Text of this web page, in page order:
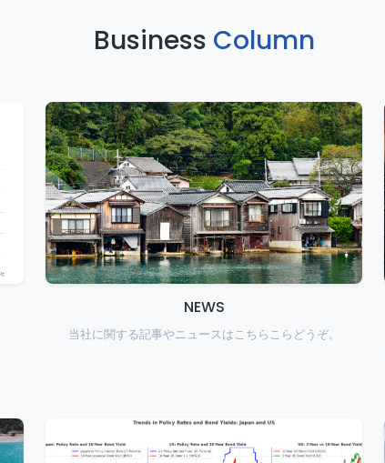
Business Column
NEWS
当社に関する記事やニュースはこちらこらどうぞ。